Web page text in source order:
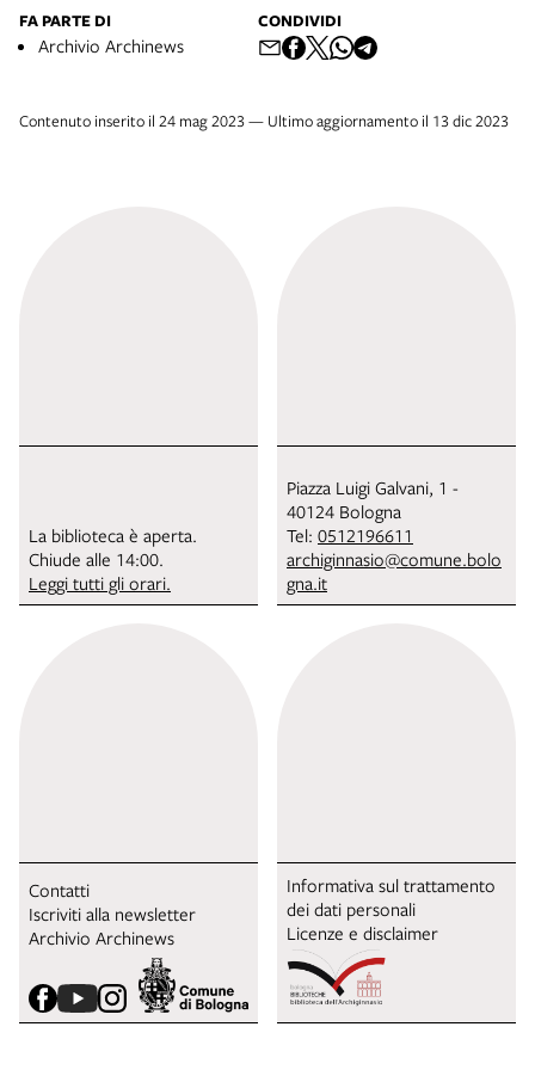
FA PARTE DI
Archivio Archinews
CONDIVIDI
Contenuto inserito il 24 mag 2023 — Ultimo aggiornamento il 13 dic 2023
La biblioteca è aperta.
Chiude alle 14:00.
Leggi tutti gli orari.
Piazza Luigi Galvani, 1 -
40124 Bologna
Tel: 0512196611
archiginnasio@comune.bolo
gna.it
Contatti
Iscriviti alla newsletter
Archivio Archinews
Informativa sul trattamento
dei dati personali
Licenze e disclaimer